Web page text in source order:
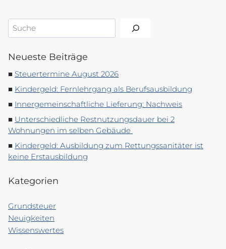
Suchen
Neueste Beiträge
Steuertermine August 2026
Kindergeld: Fernlehrgang als Berufsausbildung
Innergemeinschaftliche Lieferung: Nachweis
Unterschiedliche Restnutzungsdauer bei 2
Wohnungen im selben Gebäude
Kindergeld: Ausbildung zum Rettungssanitäter ist
keine Erstausbildung
Kategorien
Grundsteuer
Neuigkeiten
Wissenswertes